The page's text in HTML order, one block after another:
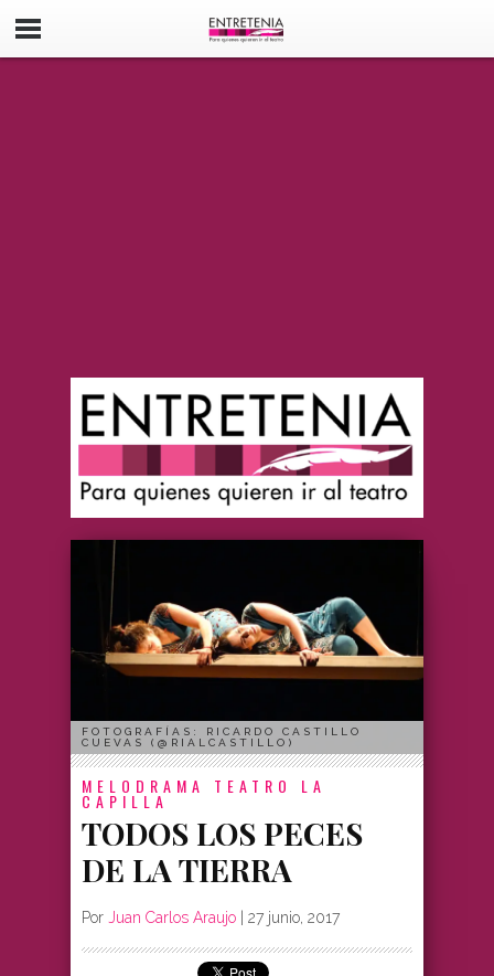
FOTOGRAFÍAS: RICARDO CASTILLO
CUEVAS (@RIALCASTILLO)
MELODRAMA TEATRO LA
CAPILLA
TODOS LOS PECES
DE LA TIERRA
Por Juan Carlos Araujo | 27 junio, 2017